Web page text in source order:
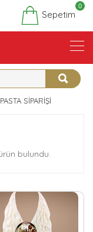
Sepetim
0
SIPARIŞI
bulundu.